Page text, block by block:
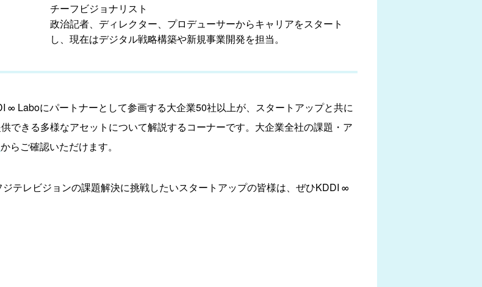
チーフビジョナリスト
政治記者、ディレクター、プロデューサーからキャリアをスタート
し、現在はデジタル戦略構築や新規事業開発を担当。
∞ Laboにパートナーとして参画する大企業50社以上が、スタートアップと共に
できる多様なアセットについて解説するコーナーです。大企業全社の課題・ア
からご確認いただけます。
ジテレビジョンの課題解決に挑戦したいスタートアップの皆様は、ぜひKDDI ∞